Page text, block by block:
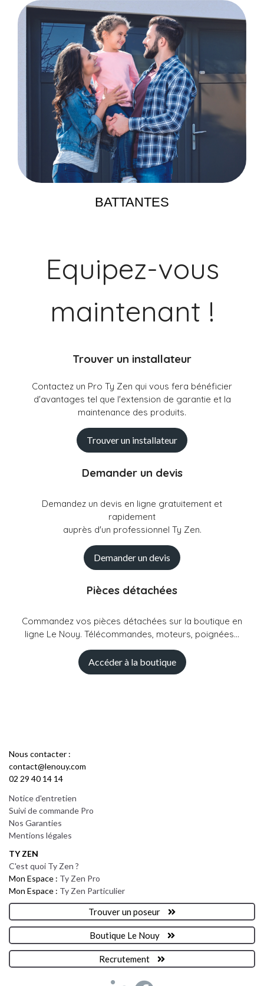
BATTANTES
Equipez-vous
maintenant !
Trouver un installateur
Contactez un Pro Ty Zen qui vous fera bénéficier
d'avantages tel que l'extension de garantie et la
maintenance des produits.
Trouver un installateur
Demander un devis
Demandez un devis en ligne gratuitement et
rapidement
auprès d'un professionnel Ty Zen.
Demander un devis
Pièces détachées
Commandez vos pièces détachées sur la boutique en
ligne Le Nouy. Télécommandes, moteurs, poignées...
Accéder à la boutique
Nous contacter :
contact@lenouy.com
02 29 40 14 14
Notice d'entretien
Suivi de commande Pro
Nos Garanties
Mentions légales
TY ZEN
C'est quoi Ty Zen ?
Mon Espace : Ty Zen Pro
Mon Espace : Ty Zen Particulier
Trouver un poseur
Boutique Le Nouy
Recrutement